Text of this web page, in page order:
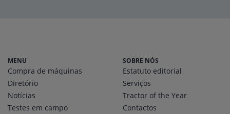
MENU
Compra de máquinas
Diretório
Notícias
Testes em campo
SOBRE NÓS
Estatuto editorial
Serviços
Tractor of the Year
Contactos